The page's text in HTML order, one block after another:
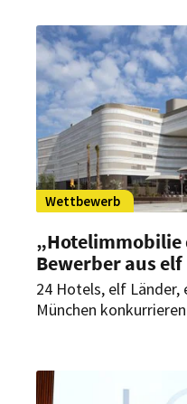
Wettbewerb
„Hotelimmobilie
Bewerber aus
24 Hotels, elf
München
alpinen
„Hotelimmobilie des